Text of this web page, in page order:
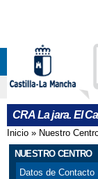
CRA La jara. El
Se
Inicio » Nuestro
NUESTRO CENTRO
Datos de Contacto